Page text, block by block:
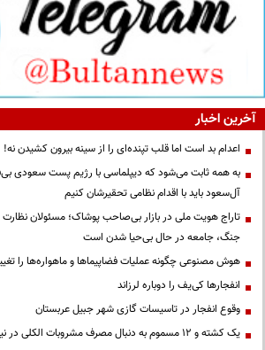
آخرین اخبار
اعدام بد است اما قلب تپنده‌ای را از سینه بیرون کشیدن نه!
به همه ثابت می‌شود که دیپلماسی با رژیم پست سعودی
آل‌سعود باید با اقدام نظامی تحقیرشان کنیم
تاراج هویت ملی در بازار بی‌صاحب پوشاک؛ مسئولان نظارت
جنگ، جامعه در حال بی‌حیا شدن است
هوش مصنوعی چگونه عملیات فضاپیماها و ماهواره‌ها را
انفجارها کی‌یف را دوباره لرزاند
وقوع انفجار در تاسیسات گازی شهر جبیل عربستان
یک کشته و ۱۲ مسموم به دنبال مصرف مشروبات الکلی در نیشابور